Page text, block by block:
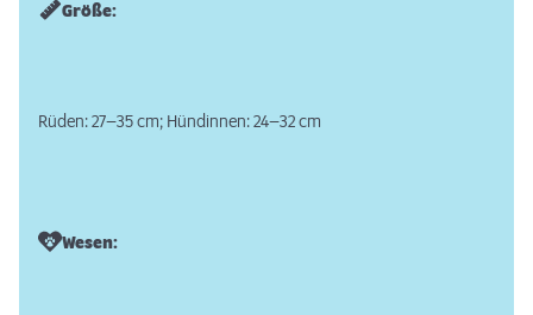
Größe:
Rüden: 27–35 cm; Hündinnen: 24–32 cm
Wesen: